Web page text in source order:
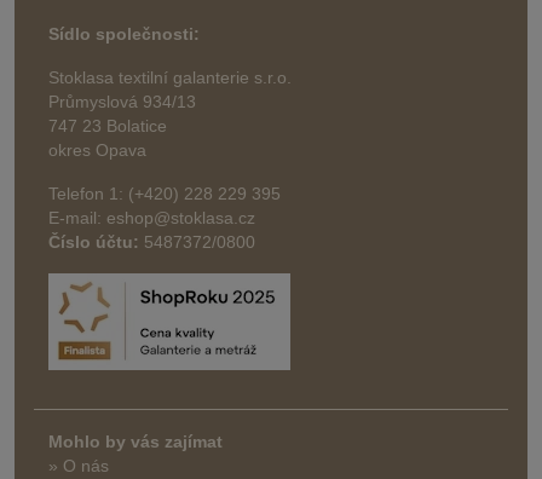
Sídlo společnosti:
Stoklasa textilní galanterie s.r.o.
Průmyslová 934/13
747 23 Bolatice
okres Opava
Telefon 1: (+420) 228 229 395
E-mail: eshop@stoklasa.cz
Číslo účtu: 5487372/0800
Mohlo by vás zajímat
» O nás